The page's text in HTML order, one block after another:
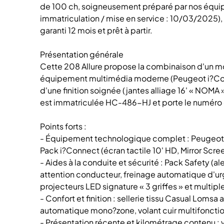
de 100 ch, soigneusement préparé par nos
immatriculation / mise en service : 10/03/2025),
garanti 12 mois et prêt à partir.
Présentation générale
Cette 208 Allure propose la combinaison d'un
équipement multimédia moderne (Peugeot
d'une finition soignée (jantes alliage 16' «
est immatriculée HC-486-HJ et porte le numéro
Points forts :
- Équipement technologique complet :
Pack i?Connect (écran tactile 10' HD, Mirror
- Aides à la conduite et sécurité : Pack Safety
attention conducteur, freinage automatique
projecteurs LED signature « 3 griffes » et
- Confort et finition : sellerie tissu Casual Lomsa
automatique mono?zone, volant cuir